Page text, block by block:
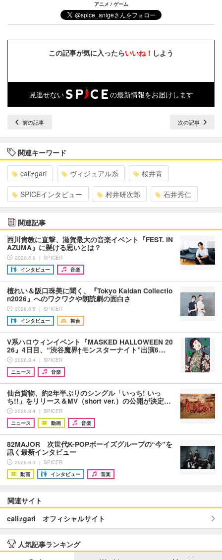
アニメ / ゲーム
この記事が気に入ったらいいね！ しよう
見逃せない の最新情報をお届けします
前の記事 次の記事
関連キーワード
cali≠gari ヴィジュアル系 桜井青
SPICEインタビュー 村井研次郎 石井秀仁
関連記事
西川貴教に直撃、滋賀最大の音楽イベント『FEST. IN
AZUMA』に懸ける思いとは？
2026.8.6 ｜ SPICER
インタビュー
音楽
檀れい＆阪口珠美に聞く、『Tokyo Kaidan Collectio
n2026』へのワクワクや朗読劇の面白さ
2026.8.5 ｜ SPICER
インタビュー
舞台
V系ハロウィンイベント『MASKED HALLOWEEN 20
26』4日目、“渋谷魔界†モンスターナイト”出演6…
2026.8.4 ｜ SPICER
ニュース
音楽
仙台貨物、約2年半ぶりのシングル「いっち! いっ
ち!!」をリリース＆MV（short ver.）の公開が決定…
2026.8.4 ｜ SPICER
ニュース
動画 音楽
82MAJOR 次世代K-POPボーイズグループの“今”を
訊く最新インタビュー
2026.8.3 ｜ SPICER
動画
インタビュー 音楽
関連サイト
cali≠gari オフィシャルサイト
人気記事ランキング